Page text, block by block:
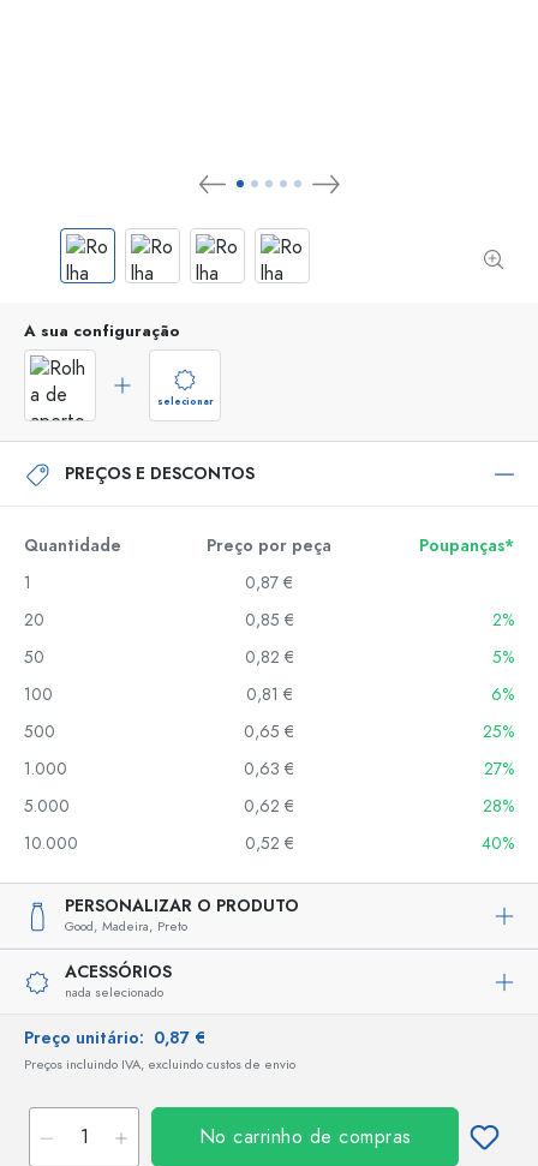
A sua configuração
selecionar
PREÇOS E DESCONTOS
Quantidade Preço por peça
Poupanças*
1
0,87 €
20
0,85 €
2%
50
0,82 €
5%
100
0,81 €
6%
500
0,65 €
25%
1.000
0,63 €
27%
5.000
0,62 €
28%
10.000
0,52 € 40%
PERSONALIZAR O PRODUTO
Good, Madeira, Preto
ACESSÓRIOS
nada selecionado
Preço unitário: 0,87 €
Preços incluindo IVA, excluindo custos de envio
No carrinho de compras